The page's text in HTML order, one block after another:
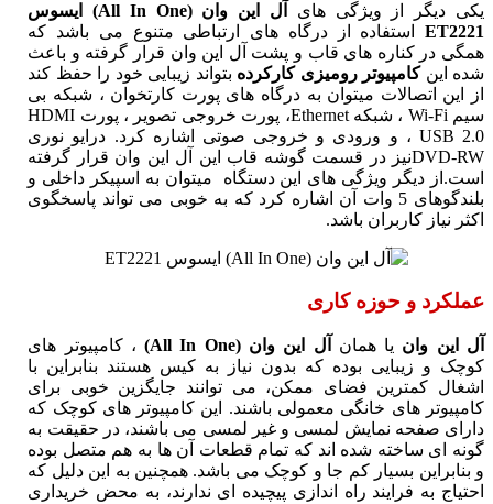
یکی دیگر از ویژگی های
آل این وان (All In One) ایسوس
ET2221 استفاده از درگاه های ارتباطی متنوع می باشد که
همگی در کناره های قاب و پشت آل این وان قرار گرفته و باعث
شده اینکامپیوتر رومیزی کارکرده بتواند زیبایی خود را حفظ کند
از این اتصالات میتوان به درگاه های پورت کارتخوان ، شبکه بی
سیم Wi-Fi ، شبکه Ethernet، پورت خروجی تصویر ، پورت HDMI
، USB 2.0 و ورودی و خروجی صوتی اشاره کرد. درایو نوری
DVD-RWنیز در قسمت گوشه قاب این آل این وان قرار گرفته
است.از دیگر ویژگی های این دستگاه میتوان به اسپیکر داخلی و
بلندگوهای 5 وات آن اشاره کرد که به خوبی می تواند پاسخگوی
اکثر نیاز کاربران باشد.
عملکرد و حوزه کاری
آل این وان یا همان آل این وان (All In One)
، کامپیوتر های
کوچک و زیبایی بوده که بدون نیاز به کیس هستند بنابراین با
اشغال کمترین فضای ممکن، می ‌توانند جایگزین خوبی برای
کامپیوتر های خانگی معمولی باشند. این کامپیوتر های کوچک که
دارای صفحه نمایش لمسی و غیر لمسی می ‌باشند، در حقیقت به
گونه‌ ای ساخته شده ‌اند که تمام قطعات آن‌ ها به هم متصل بوده
و بنابراین بسیار کم‌ جا و کوچک می باشد. همچنین به این دلیل که
احتیاج به فرایند راه‌ اندازی پیچیده ‌ای ندارند، به محض خریداری